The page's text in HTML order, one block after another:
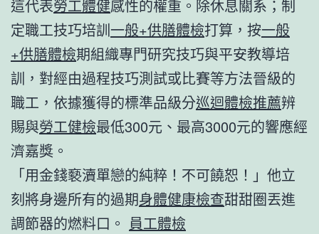
這代表勞工體健感性的權重。除休息關系；制
定職工技巧培訓一般+供膳體檢打算，按一般
+供膳體檢期組織專門研究技巧與平安教導培
訓，對經由過程技巧測試或比賽等方法晉級的
職工，依據獲得的標準品級分巡迴體檢推薦辨
賜與勞工健檢最低300元、最高3000元的響應經
濟嘉獎。
「用金錢褻瀆單戀的純粹！不可饒恕！」他立
刻將身邊所有的過期身體健康檢查甜甜圈丟進
調節器的燃料口。 員工體檢